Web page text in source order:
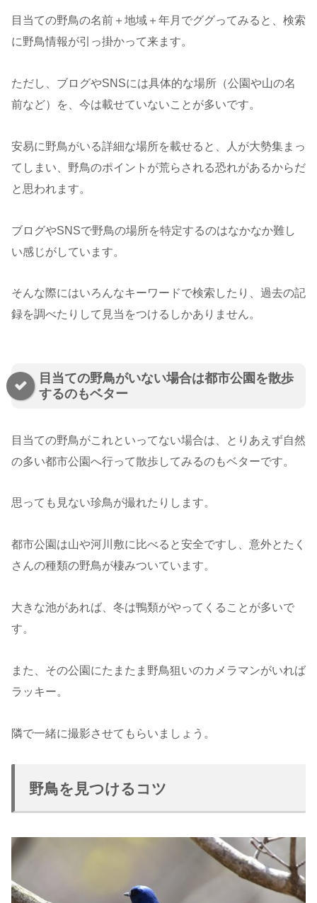
目当ての野鳥の名前＋地域＋年月でググってみると、検索
に野鳥情報が引っ掛かって来ます。
ただし、ブログやSNSには具体的な場所（公園や山の名
前など）を、今は載せていないことが多いです。
安易に野鳥がいる詳細な場所を載せると、人が大勢集まっ
てしまい、野鳥のポイントが荒らされる恐れがあるからだ
と思われます。
ブログやSNSで野鳥の場所を特定するのはなかなか難し
い感じがしています。
そんな際にはいろんなキーワードで検索したり、過去の記
録を調べたりして見当をつけるしかありません。
目当ての野鳥がいない場合は都市公園を散歩
するのもベター
目当ての野鳥がこれといってない場合は、とりあえず自然
の多い都市公園へ行って散歩してみるのもベターです。
思っても見ない珍鳥が撮れたりします。
都市公園は山や河川敷に比べると安全ですし、意外とたく
さんの種類の野鳥が棲みついています。
大きな池があれば、冬は鴨類がやってくることが多いで
す。
また、その公園にたまたま野鳥狙いのカメラマンがいれば
ラッキー。
隣で一緒に撮影させてもらいましょう。
野鳥を見つけるコツ